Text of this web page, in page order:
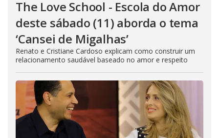
The Love School - Escola do Amor
deste sábado (11) aborda o tema
‘Cansei de Migalhas’
Renato e Cristiane Cardoso explicam como construir um
relacionamento saudável baseado no amor e respeito